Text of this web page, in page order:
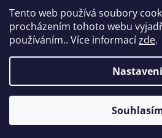
Tento web používá soubory
procházením tohoto webu
používáním.. Více informacízde.
Nastavení
Naše prodejna na adrese Dolní Vinice
Copyright 2026PÁRA Z
Všechna práva